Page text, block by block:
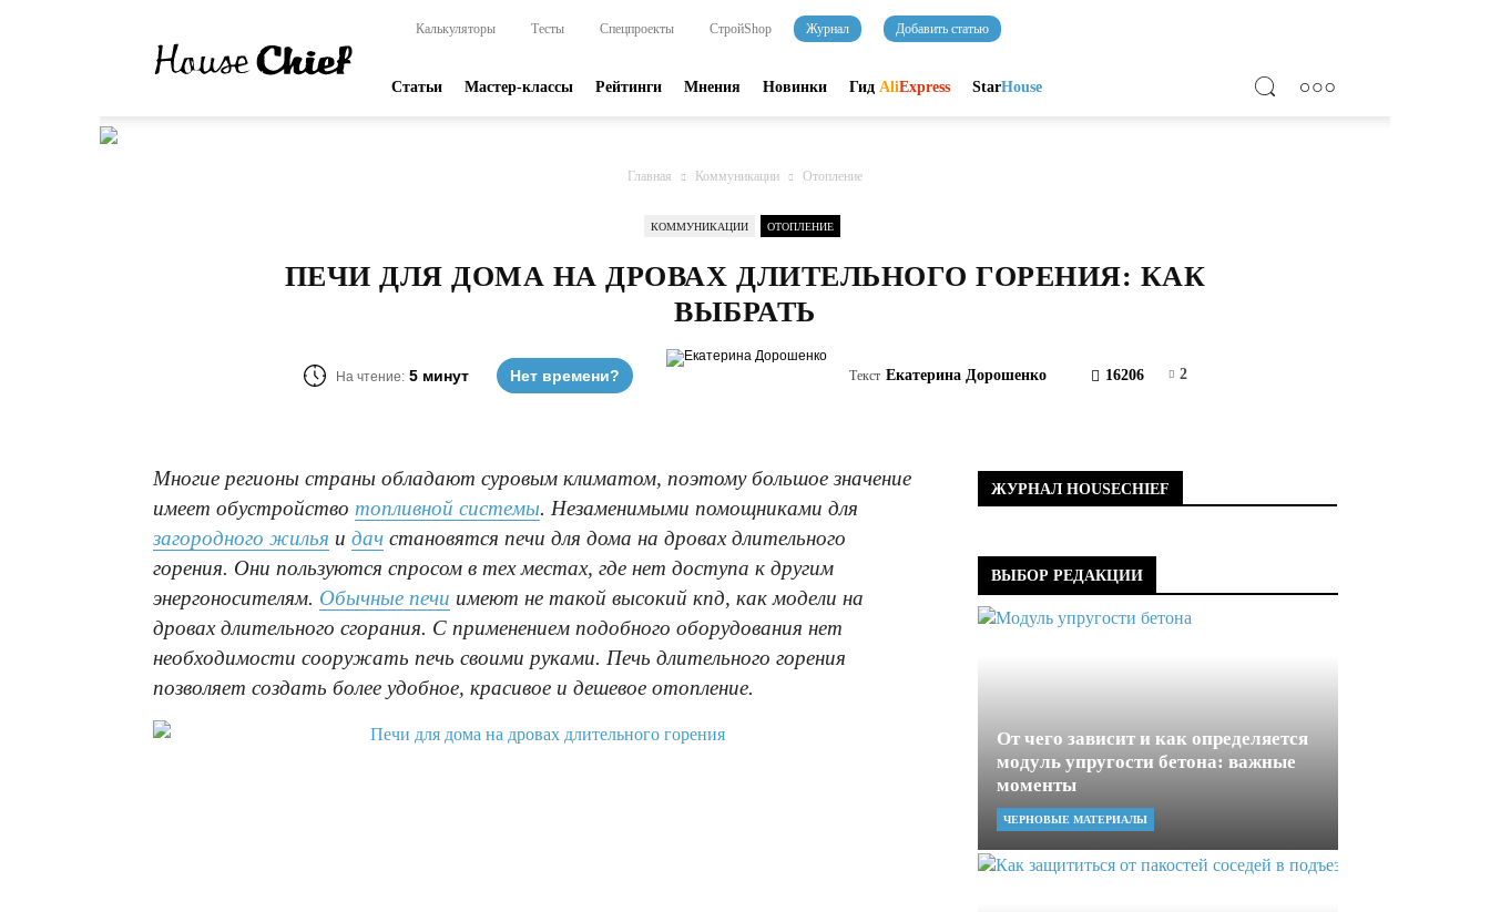
online-
издание
Калькуляторы Тесты Спецпроекты СтройShop Журнал Добавить статью
Статьи Мастер-классы Рейтинги Мнения Новинки Гид AliExpress StarHouse
Главная Коммуникации Отопление
КОММУНИКАЦИИ ОТОПЛЕНИЕ
ПЕЧИ ДЛЯ ДОМА НА ДРОВАХ ДЛИТЕЛЬНОГО ГОРЕНИЯ: КАК
ВЫБРАТЬ
На чтение: 5 минут Нет времени? Текст Екатерина Дорошенко 16206 2
Многие регионы страны обладают суровым климатом, поэтому большое значение
имеет обустройство топливной системы. Незаменимыми помощниками для
загородного жилья и дач становятся печи для дома на дровах длительного
горения. Они пользуются спросом в тех местах, где нет доступа к другим
энергоносителям. Обычные печи имеют не такой высокий кпд, как модели на
дровах длительного сгорания. С применением подобного оборудования нет
необходимости сооружать печь своими руками. Печь длительного горения
позволяет создать более удобное, красивое и дешевое отопление.
ЖУРНАЛ HOUSECHIEF
ВЫБОР РЕДАКЦИИ
От чего зависит и как определяется
модуль упругости бетона: важные
моменты
ЧЕРНОВЫЕ МАТЕРИАЛЫ